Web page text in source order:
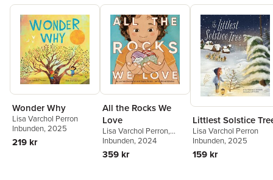
Wonder Why
Lisa Varchol Perron
Inbunden, 2025
219 kr
All the Rocks We
Love
Lisa Varchol Perron,
Taylor Perron
Inbunden, 2024
359 kr
Littlest Solstice
Lisa Varchol Perron
Inbunden, 2025
159 kr